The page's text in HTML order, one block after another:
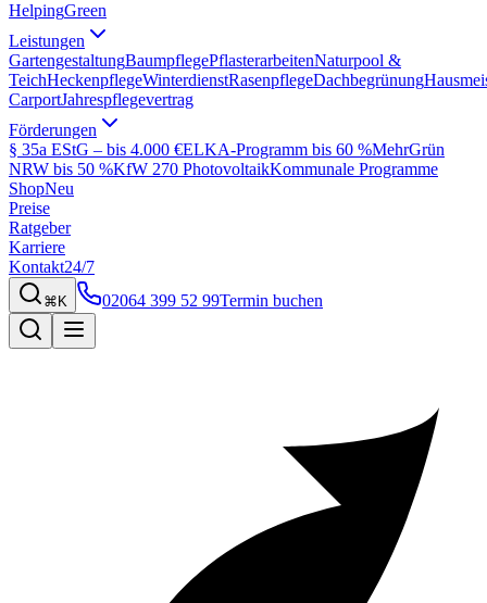
HelpingGreen
Leistungen
GartengestaltungBaumpflegePflasterarbeitenNaturpool &
TeichHeckenpflegeWinterdienstRasenpflegeDachbegrünung
CarportJahrespflegevertrag
Förderungen
§ 35a EStG – bis 4.000 €ELKA-Programm bis 60 %MehrGrün
NRW bis 50 %KfW 270 PhotovoltaikKommunale Programme
ShopNeu
Preise
Ratgeber
Karriere
Kontakt24/7
⌘K 02064 399 52 99Termin buchen